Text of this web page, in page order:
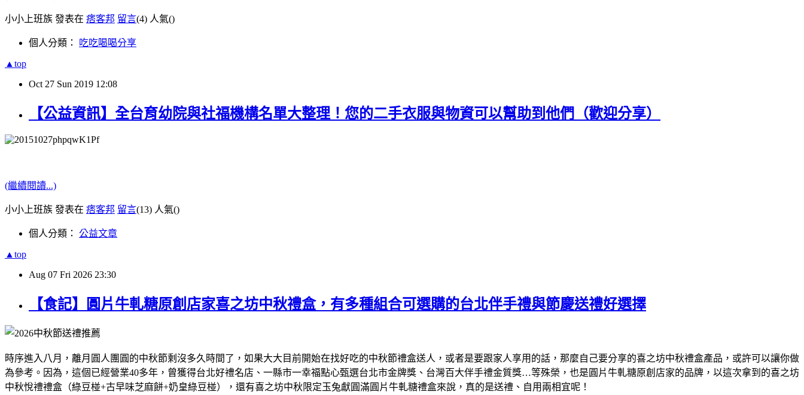
小小上班族 發表在 痞客邦 留言(4) 人氣()
個人分類： 吃吃喝喝分享
▲top
Oct 27 Sun 2019 12:08
【公益資訊】全台育幼院與社福機構名單大整理！您的二手衣服與物資可以幫助到他們（歡迎分享）
(繼續閱讀...)
小小上班族 發表在 痞客邦 留言(13) 人氣()
個人分類： 公益文章
▲top
Aug 07 Fri 2026 23:30
【食記】圓片牛軋糖原創店家喜之坊中秋禮盒，有多種組合可選購的台北伴手禮與節慶送禮好選擇
時序進入八月，離月圓人團圓的中秋節剩沒多久時間了，如果大大目前開始在找好吃的中秋節禮盒送人，或者是要跟家人享用的話，那麼自己要分享的喜之坊中秋禮盒產品，或許可以讓你做
為參考。因為，這個已經營業40多年，曾獲得台北好禮名店、一縣市一幸福點心甄選台北市金牌獎、台灣百大伴手禮金質獎…等殊榮，也是圓片牛軋糖原創店家的品牌，以這次拿到的喜之坊
中秋悅禮禮盒（綠豆椪+古早味芝麻餅+奶皇綠豆椪），還有喜之坊中秋限定玉兔獻圓滿圓片牛軋糖禮盒來說，真的是送禮、自用兩相宜呢！